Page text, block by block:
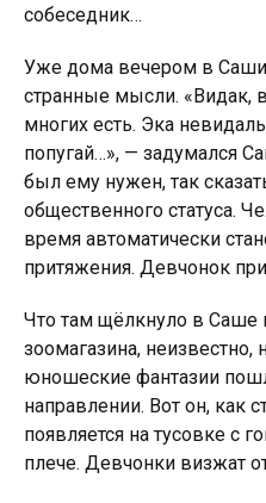
собеседник…
Уже дома вечером в
странные мысли. «Видак,
многих есть. Эка
попугай…», — задумался
был ему нужен, так
общественного статуса.
время автоматически
притяжения. Девчонок
Что там щёлкнуло в Саше
зоомагазина,
юношеские фантазии
направлении. Вот он, как
появляется на тусовке с
плече. Девчонки визжат